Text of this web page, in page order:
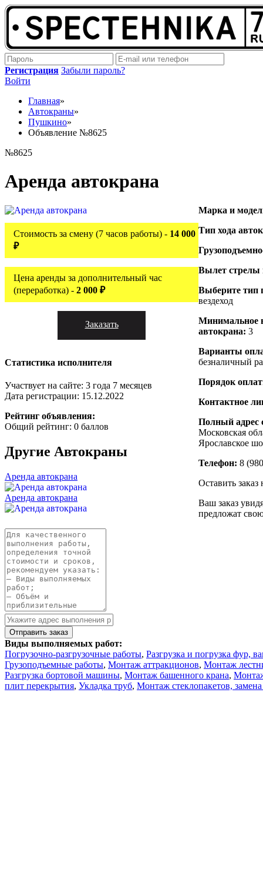
Регистрация Забыли пароль?
Войти
Главная»
Автокраны»
Пушкино»
Объявление №8625
№8625
Аренда автокрана
Стоимость за смену (7 часов работы) - 14 000
₽
Цена аренды за дополнительный час
(переработка) - 2 000 ₽
Заказать
Статистика исполнителя
Участвует на сайте: 3 года 7 месяцев
Дата регистрации: 15.12.2022
Рейтинг объявления:
Общий рейтинг: 0 баллов
Другие Автокраны
Аренда автокрана
Аренда автокрана
Марка и
Тип хода
Вылет стрелы
Выберите тип
вездеход
Минимальное
автокрана: 3
Варианты
безналичный
Порядок
Контактное
Полный адрес
Московская
Ярославское
Телефон: 8
Оставить заказ
Ваш заказ
предложат
Виды выполняемых работ:
Погрузочно-разгрузочные работы, Разгрузка и погрузка фур,
Грузоподъемные работы, Монтаж аттракционов, Монтаж
Разгрузка бортовой машины, Монтаж башенного крана,
плит перекрытия, Укладка труб, Монтаж стеклопакетов,